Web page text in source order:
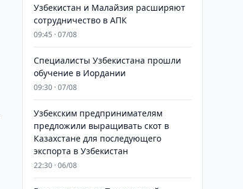
Узбекистан и Малайзия расширяют
сотрудничество в АПК
09:45 · 07/08
Специалисты Узбекистана прошли
обучение в Иордании
09:30 · 07/08
Узбекским предпринимателям
предложили выращивать скот в
Казахстане для последующего
экспорта в Узбекистан
22:30 · 06/08